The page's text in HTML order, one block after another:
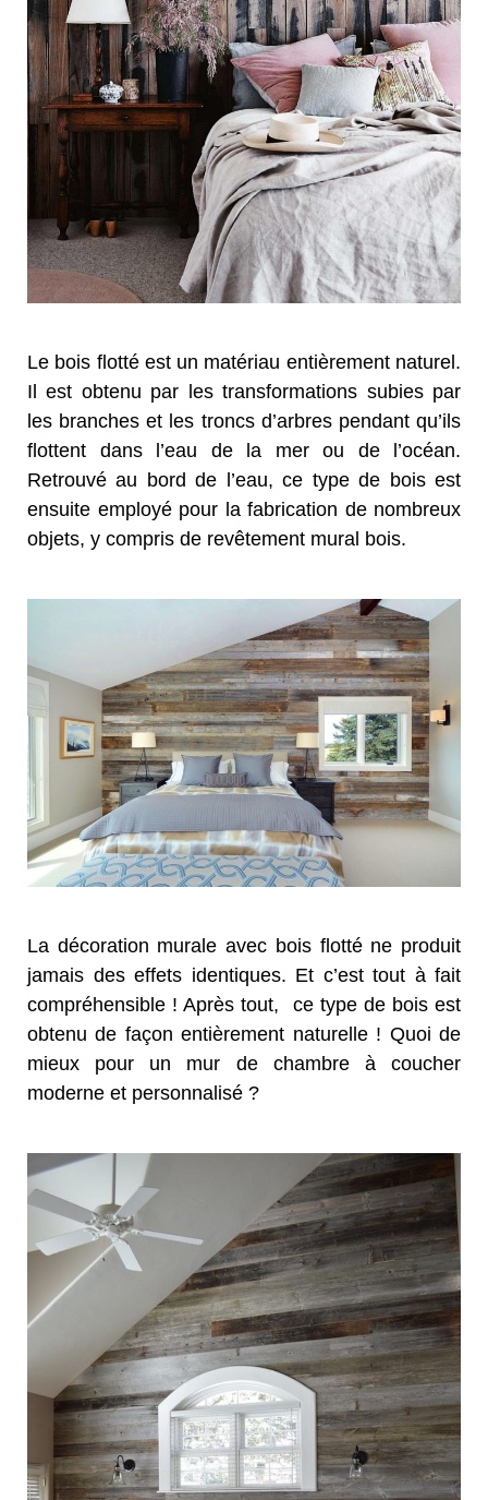
Le bois flotté est un matériau entièrement naturel.
Il est obtenu par les transformations subies par
les branches et les troncs d’arbres pendant qu’ils
flottent dans l’eau de la mer ou de l’océan.
Retrouvé au bord de l’eau, ce type de bois est
ensuite employé pour la fabrication de nombreux
objets, y compris de revêtement mural bois.
La décoration murale avec bois flotté ne produit
jamais des effets identiques. Et c’est tout à fait
compréhensible ! Après tout, ce type de bois est
obtenu de façon entièrement naturelle ! Quoi de
mieux pour un mur de chambre à coucher
moderne et personnalisé ?